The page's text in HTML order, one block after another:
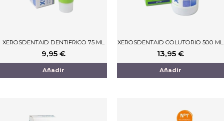
XEROSDENTAID DENTIFRICO 75 ML.
9,95 €
Añadir
XEROSDENTAID COLUTORIO 500 ML.
13,95 €
Añadir